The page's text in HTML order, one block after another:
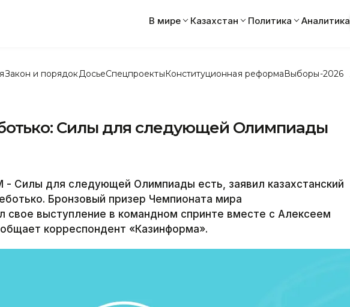
В мире Казахстан Политика Аналитика
Закон и порядок ДосьеСпецпроектыКонституционная реформаВыборы-2026
Силы для следующей Олимпиады
Силы для следующей Олимпиады есть, заявил казахстанский
Бронзовый призер Чемпионата мира
свое выступление в командном спринте вместе с Алексеем
корреспондент «Казинформа».